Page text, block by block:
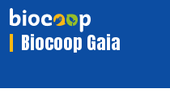
Biocoop Gaia